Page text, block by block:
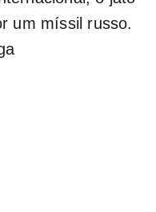
um míssil russo.